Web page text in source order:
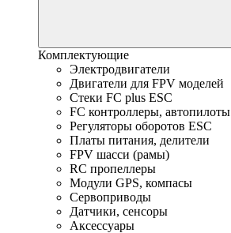
Комплектующие
Электродвигатели
Двигатели для FPV моделей
Стеки FC plus ESC
FC контроллеры, автопилоты
Регуляторы оборотов ESC
Платы питания, делители
FPV шасси (рамы)
RC пропеллеры
Модули GPS, компасы
Сервоприводы
Датчики, сенсоры
Аксессуары